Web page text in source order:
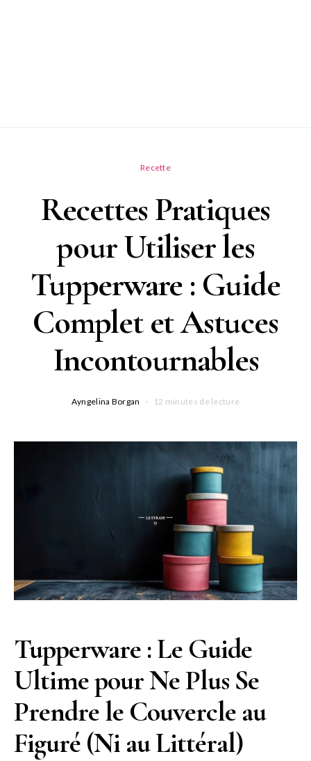
Recette
Recettes Pratiques
pour Utiliser les
Tupperware : Guide
Complet et Astuces
Incontournables
Ayngelina Borgan 12 minutes de lecture
Tupperware : Le Guide
Ultime pour Ne Plus Se
Prendre le Couvercle au
Figuré (Ni au Littéral)